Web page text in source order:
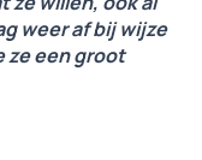
weer af bij wijze
ze een groot